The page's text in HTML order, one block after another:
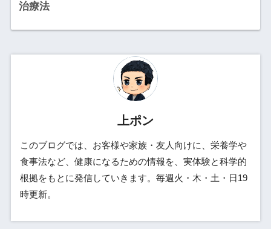
治療法
上ポン
このブログでは、お客様や家族・友人向けに、栄養学や
食事法など、健康になるための情報を、実体験と科学的
根拠をもとに発信していきます。毎週火・木・土・日19
時更新。